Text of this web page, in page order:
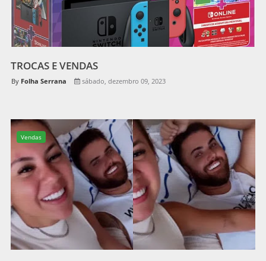
TROCAS E VENDAS
Folha Serrana sábado, dezembro 09, 2023
Vendas